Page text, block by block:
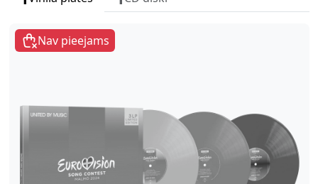
Nav pieejams